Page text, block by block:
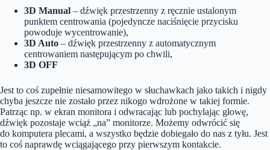
3D Manual – dźwięk przestrzenny z ręcznie ustalonym
punktem centrowania (pojedyncze naciśnięcie przycisku
powoduje wycentrowanie),
3D Auto – dźwięk przestrzenny z automatycznym
centrowaniem następującym po chwili,
3D OFF
Jest to coś zupełnie niesamowitego w słuchawkach jako takich i nigdy
chyba jeszcze nie zostało przez nikogo wdrożone w takiej formie.
Patrząc np. w ekran monitora i odwracając lub pochylając głowę,
dźwięk pozostaje wciąż „na” monitorze. Możemy odwrócić się
do komputera plecami, a wszystko będzie dobiegało do nas z tyłu. Jest
to coś naprawdę wciągającego przy pierwszym kontakcie.